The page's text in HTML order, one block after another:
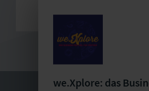
we.Xplore: das